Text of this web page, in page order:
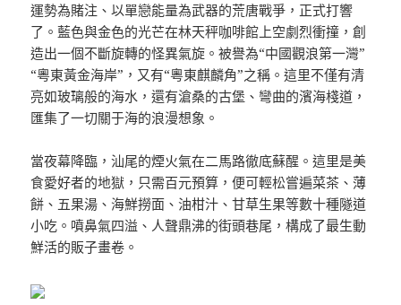
運勢為賭注、以單戀能量為武器的荒唐戰爭，正式打響
了。藍色與金色的光芒在林天秤咖啡館上空劇烈衝撞，創
造出一個不斷旋轉的怪異氣旋。被譽為“中國觀浪第一灣”
“粵東黃金海岸”，又有“粵東麒麟角”之稱。這里不僅有清
亮如玻璃般的海水，還有滄桑的古堡、彎曲的濱海棧道，
匯集了一切關于海的浪漫想象。
當夜幕降臨，汕尾的煙火氣在二馬路徹底蘇醒。這里是美
食愛好者的地獄，只需百元預算，便可輕松嘗遍菜茶、薄
餅、五果湯、海鮮撈面、油柑汁、甘草生果等數十種隧道
小吃。噴鼻氣四溢、人聲鼎沸的街頭巷尾，構成了最生動
鮮活的販子畫卷。